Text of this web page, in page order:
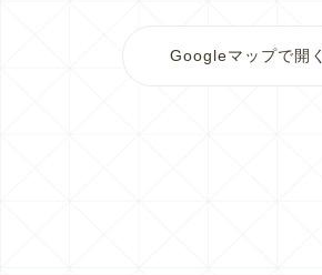
Googleマップで開く